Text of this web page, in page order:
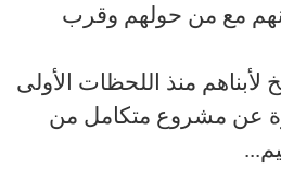
مع من حولهم وقرب
لأبناهم منذ اللحظات الأولى
عن مشروع متكامل من